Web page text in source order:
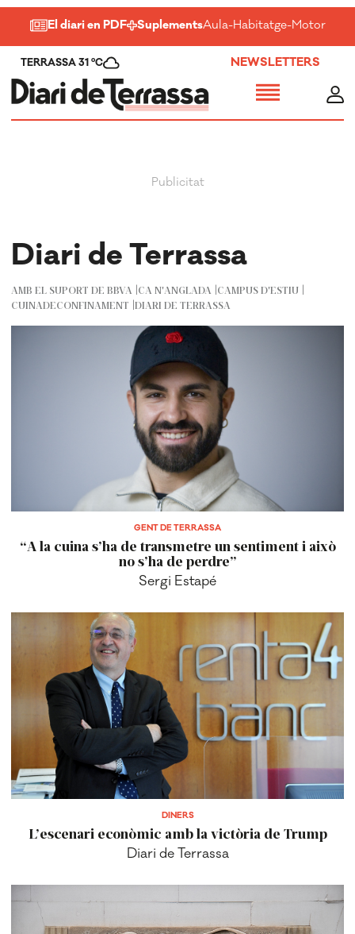
El diari en PDF SuplementsAula-Habitatge-Motor-
TERRASSA 31 ºC NEWSLETTERS
Diari de Terrassa
AMB EL SUPORT DE BBVA CA N'ANGLADA CAMPUS D'ESTIU
CUINADECONFINAMENT DIARI DE TERRASSA
GENT DE TERRASSA
“A la cuina s’ha de transmetre un sentiment i això
no s’ha de perdre”
Sergi Estapé
DINERS
L’escenari econòmic amb la victòria de Trump
Diari de Terrassa